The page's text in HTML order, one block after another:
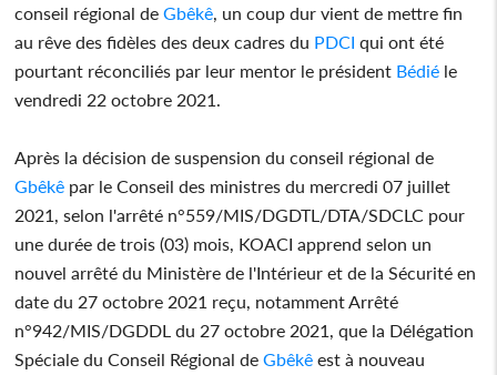
conseil régional deGbêkê , un coup dur vient de mettre fin
au rêve des fidèles des deux cadres du PDCI qui ont été
pourtant réconciliés par leur mentor le président Bédié le
vendredi 22 octobre 2021.
Après la décision de suspension du conseil régional de
Gbêkê par le Conseil des ministres du mercredi 07 juillet
2021, selon l'arrêté n°559/MIS/DGDTL/DTA/SDCLC pour
une durée de trois (03) mois, KOACI apprend selon un
nouvel arrêté du Ministère de l'Intérieur et de la Sécurité en
date du 27 octobre 2021 reçu, notamment Arrêté
n°942/MIS/DGDDL du 27 octobre 2021, que la Délégation
Spéciale du Conseil Régional deGbêkê est à nouveau